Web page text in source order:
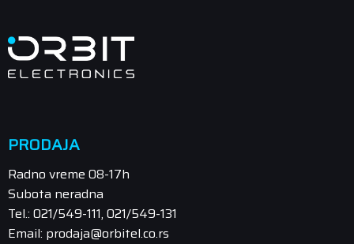
PRODAJA
Radno vreme 08-17h
Subota neradna
Tel.: 021/549-111, 021/549-131
Email: prodaja@orbitel.co.rs